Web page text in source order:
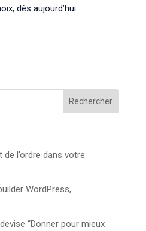
dès aujourd’hui.
Rechercher
de l’ordre dans votre
WordPress,
“Donner pour mieux